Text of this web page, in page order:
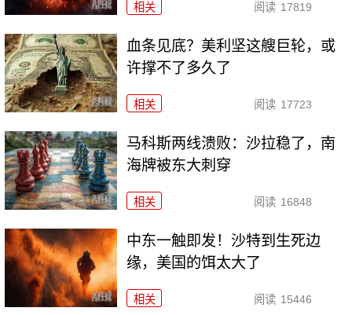
相关 阅读 17819
血条见底？美利坚这艘巨轮，或
许撑不了多久了
相关 阅读 17723
马科斯两线溃败：沙拉稳了，南
海牌被东大刺穿
相关 阅读 16848
中东一触即发！沙特到生死边
缘，美国的饵太大了
相关 阅读 15446